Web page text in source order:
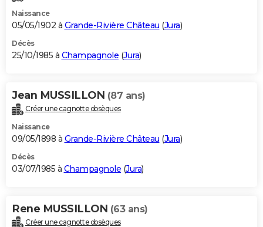
Naissance
05/05/1902 à Grande-Rivière Château (Jura)
Décès
25/10/1985 à Champagnole (Jura)
Jean MUSSILLON (87 ans)
Créer une cagnotte obsèques
Naissance
09/05/1898 à Grande-Rivière Château (Jura)
Décès
03/07/1985 à Champagnole (Jura)
Rene MUSSILLON (63 ans)
Créer une cagnotte obsèques